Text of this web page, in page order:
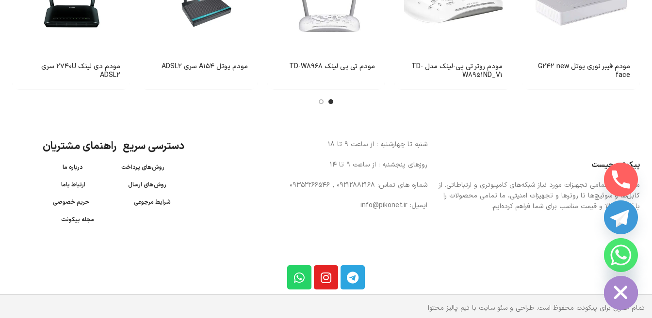
مودم فیبر نوری یوتل G242 new
face
مودم روتر تی پی-لینک مدل TD-
W8951ND_V1
مودم تی پی لینک TD-W8968 مودم یوتل A154 سری ADSL2
مودم دی لینک 2740U سری
ADSL2
پیکونت چیست
ما در اینجا تمامی تجهیزات مورد نیاز شبکه‌های کامپیوتری و ارتباطاتی. از
کابل‌ها و سوئیچ‌ها تا روترها و تجهیزات امنیتی، ما تمامی محصولات را
با کیفیت بالا و قیمت مناسب برای شما فراهم کرده‌ایم.
شنبه تا چهارشنبه : از ساعت 9 تا 18
روزهای پنجشنبه : از ساعت 9 تا 14
شماره های تماس: 09212882168 , 09352266546
ایمیل: info@pikonet.ir
دسترسی سریع راهنمای مشتریان
روش‌های پرداختدرباره ما
روش‌های ارسال
ارتباط باما
شرایط مرجوعی
حریم خصوصی
مجله پیکونت
تمام حقوق برای پیکونت محفوظ است. طراحی و سئو سایت با تیم پالیز محتوا
HIDE
CHATY